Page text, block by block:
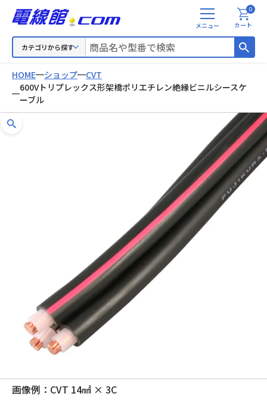
カテゴリから探す
メ
ニ
カート
0
HOME ショップ
CVT
600Vトリプレックス形架橋ポリエチレン絶縁ビニルシースケ
ーブル
画像例：CVT 14㎟ × 3C